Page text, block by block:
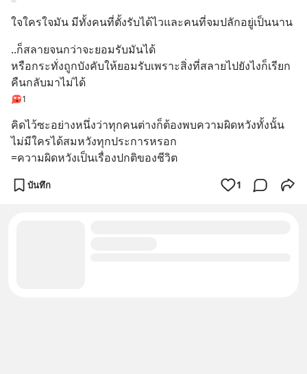
ใจใครใจมัน มีทั้งคนที่ตั้งรับได้ไวและคนที่จมปลักอยู่เป็นนาน
..ก็สลายจนกว่าจะยอมรับมันได้
หรือกระทั่งถูกบังคับให้ยอมรับเพราะสิ่งที่สลายไปยังไงก็เรียก
คืนกลับมาไม่ได้
1
คิดไว้ซะอย่างหนึ่งว่าทุกคนต่างก็ต้องพบความผิดหวังทั้งนั้น
ไม่มีใครได้สมหวังทุกประการหรอก
=ความผิดหวังเป็นเรื่องปกติของชีวิต
บันทึก 1